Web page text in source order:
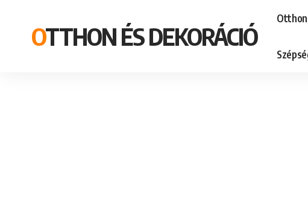
OTTHON ÉS DEKORÁCIÓ
Otthon